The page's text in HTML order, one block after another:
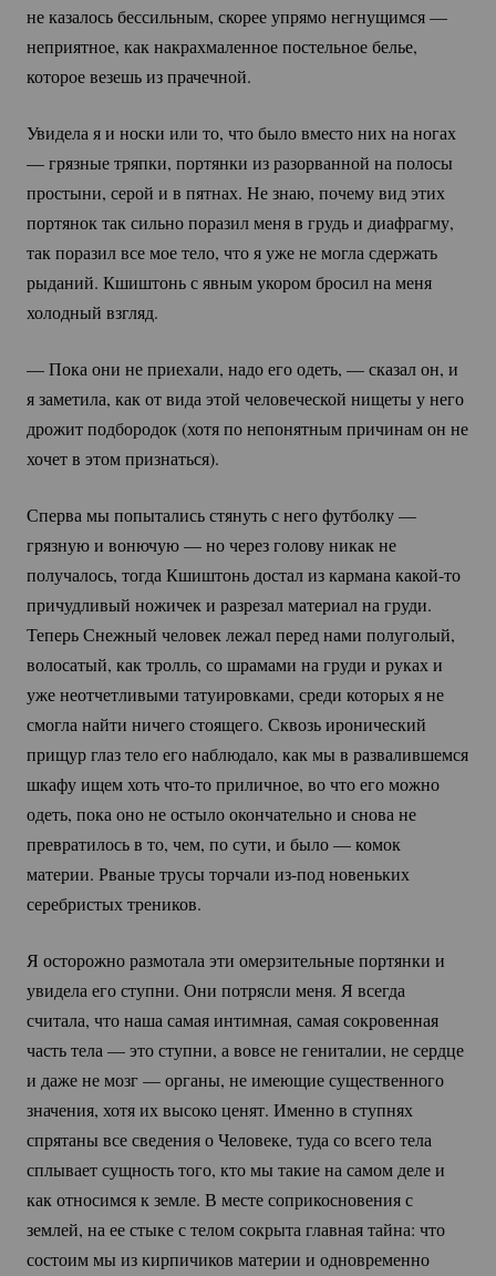
не казалось бессильным, скорее упрямо негнущимся —
неприятное, как накрахмаленное постельное белье,
которое везешь из прачечной.
Увидела я и носки или то, что было вместо них на ногах
— грязные тряпки, портянки из разорванной на полосы
простыни, серой и в пятнах. Не знаю, почему вид этих
портянок так сильно поразил меня в грудь и диафрагму,
так поразил все мое тело, что я уже не могла сдержать
рыданий. Кшиштонь с явным укором бросил на меня
холодный взгляд.
— Пока они не приехали, надо его одеть, — сказал он, и
я заметила, как от вида этой человеческой нищеты у него
дрожит подбородок (хотя по непонятным причинам он не
хочет в этом признаться).
Сперва мы попытались стянуть с него футболку —
грязную и вонючую — но через голову никак не
получалось, тогда Кшиштонь достал из кармана какой-то
причудливый ножичек и разрезал материал на груди.
Теперь Снежный человек лежал перед нами полуголый,
волосатый, как тролль, со шрамами на груди и руках и
уже неотчетливыми татуировками, среди которых я не
смогла найти ничего стоящего. Сквозь иронический
прищур глаз тело его наблюдало, как мы в развалившемся
шкафу ищем хотьчто-топриличное, во что его можно
одеть, пока оно не остыло окончательно и снова не
превратилось в то, чем, по сути, и было — комок
материи. Рваные трусы торчали из-подновеньких
серебристых треников.
Я осторожно размотала эти омерзительные портянки и
увидела его ступни. Они потрясли меня. Я всегда
считала, что наша самая интимная, самая сокровенная
часть тела — это ступни, а вовсе не гениталии, не сердце
и даже не мозг — органы, не имеющие существенного
значения, хотя их высоко ценят. Именно в ступнях
спрятаны все сведения о Человеке, туда со всего тела
сплывает сущность того, кто мы такие на самом деле и
как относимся к земле. В месте соприкосновения с
землей, на ее стыке с телом сокрыта главная тайна: что
состоим мы из кирпичиков материи и одновременно